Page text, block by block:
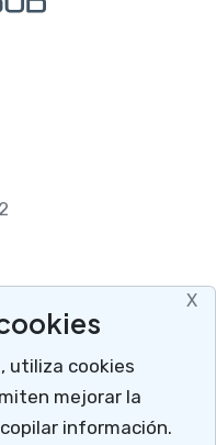
X
utiliza cookies
mejorar la
información.